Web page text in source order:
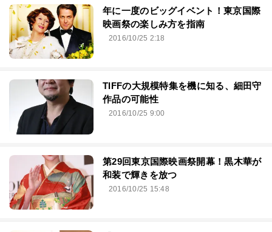
年に一度のビッグイベント！東京国際
映画祭の楽しみ方を指南
2016/10/25 2:18
TIFFの大規模特集を機に知る、細田守
作品の可能性
2016/10/25 9:00
第29回東京国際映画祭開幕！黒木華が
和装で輝きを放つ
2016/10/25 15:48